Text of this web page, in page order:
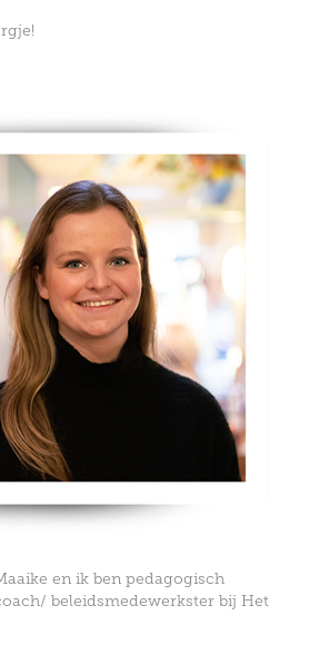
en ik ben pedagogisch
beleidsmedewerkster bij Het